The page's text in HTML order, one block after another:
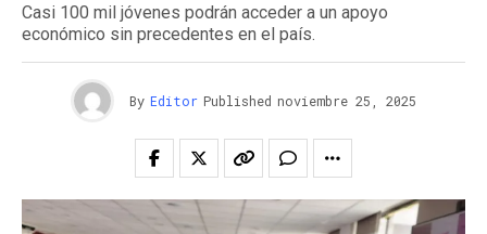
Casi 100 mil jóvenes podrán acceder a un apoyo
económico sin precedentes en el país.
By Editor Published noviembre 25, 2025